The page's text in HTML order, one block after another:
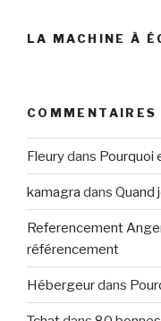
LA MACHINE À
COMMENTAIRES
Fleurydans Pourquoi
kamagra dans Quand
Referencement
référencement
Hébergeurdans